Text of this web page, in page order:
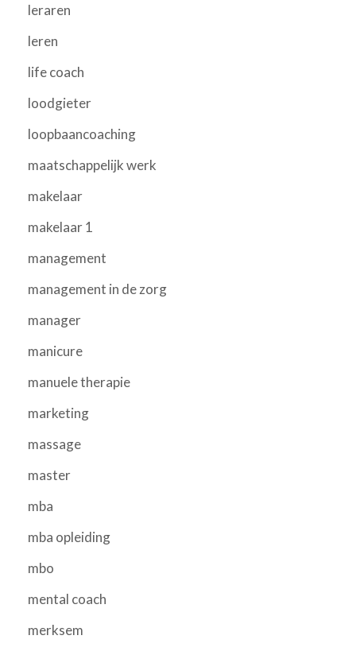
leraren
leren
life coach
loodgieter
loopbaancoaching
maatschappelijk werk
makelaar
makelaar 1
management
management in de zorg
manager
manicure
manuele therapie
marketing
massage
master
mba
mba opleiding
mbo
mental coach
merksem